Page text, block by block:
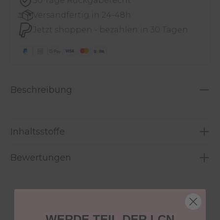
Versandfertig in 24-48h
Jetzt shoppen - bezahlen in 30 Tagen
Beschreibung
Inhaltsstoffe
Bewertungen